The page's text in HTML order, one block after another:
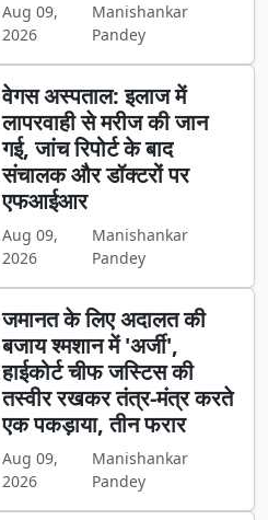
Aug 09,
2026
Manishankar
Pandey
वेगस अस्पताल: इलाज में
लापरवाही से मरीज की जान
गई, जांच रिपोर्ट के बाद
संचालक और डॉक्टरों पर
एफआईआर
Aug 09,
2026
Manishankar
Pandey
जमानत के लिए अदालत की
बजाय श्मशान में 'अर्जी',
हाईकोर्ट चीफ जस्टिस की
तस्वीर रखकर तंत्र-मंत्र करते
एक पकड़ाया, तीन फरार
Aug 09,
2026
Manishankar
Pandey